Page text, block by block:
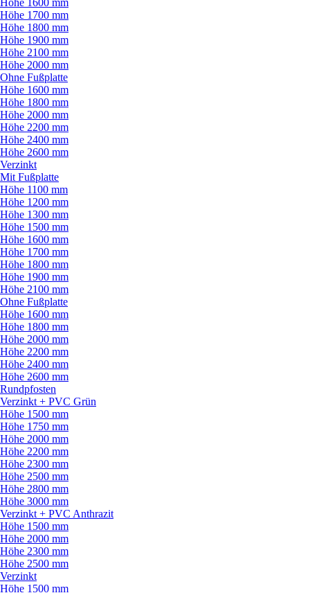
Höhe 1600 mm
Höhe 1700 mm
Höhe 1800 mm
Höhe 1900 mm
Höhe 2100 mm
Höhe 2000 mm
Ohne Fußplatte
Höhe 1600 mm
Höhe 1800 mm
Höhe 2000 mm
Höhe 2200 mm
Höhe 2400 mm
Höhe 2600 mm
Verzinkt
Mit Fußplatte
Höhe 1100 mm
Höhe 1200 mm
Höhe 1300 mm
Höhe 1500 mm
Höhe 1600 mm
Höhe 1700 mm
Höhe 1800 mm
Höhe 1900 mm
Höhe 2100 mm
Ohne Fußplatte
Höhe 1600 mm
Höhe 1800 mm
Höhe 2000 mm
Höhe 2200 mm
Höhe 2400 mm
Höhe 2600 mm
Rundpfosten
Verzinkt + PVC Grün
Höhe 1500 mm
Höhe 1750 mm
Höhe 2000 mm
Höhe 2200 mm
Höhe 2300 mm
Höhe 2500 mm
Höhe 2800 mm
Höhe 3000 mm
Verzinkt + PVC Anthrazit
Höhe 1500 mm
Höhe 2000 mm
Höhe 2300 mm
Höhe 2500 mm
Verzinkt
Höhe 1500 mm